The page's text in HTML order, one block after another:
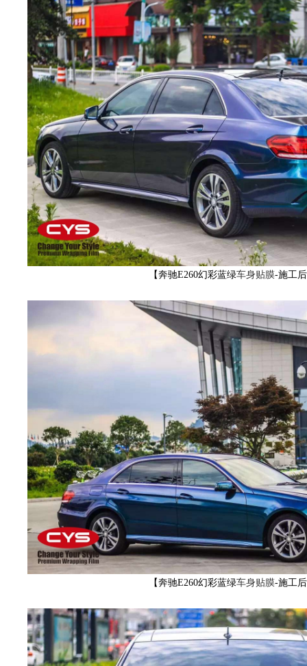
【奔驰E260幻彩蓝绿车身贴膜-施工
【奔驰E260幻彩蓝绿车身贴膜-施工